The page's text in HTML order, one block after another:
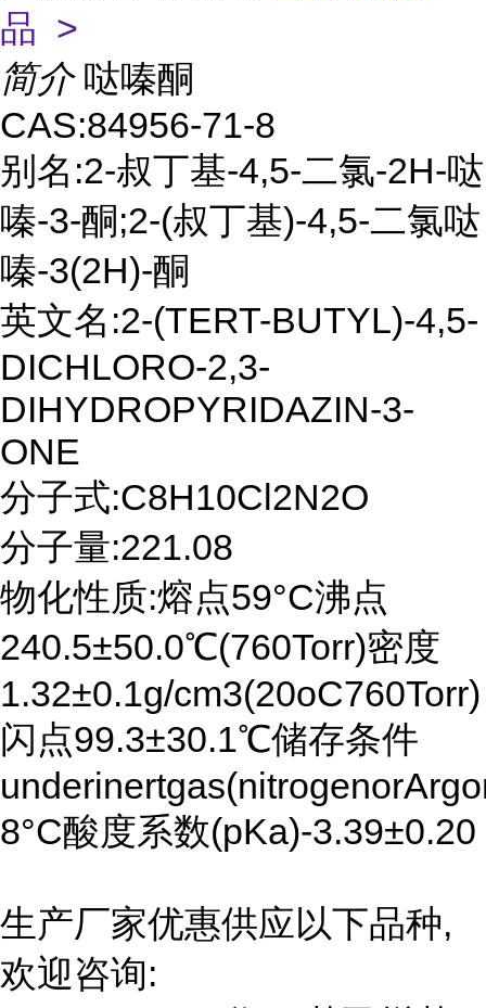
品 >
简介 哒嗪酮
CAS:84956-71-8
别名:2-叔丁基-4,5-二氯-2H-哒
嗪-3-酮;2-(叔丁基)-4,5-二氯哒
嗪-3(2H)-酮
英文名:2-(TERT-BUTYL)-4,5-
DICHLORO-2,3-
DIHYDROPYRIDAZIN-3-
ONE
分子式:C8H10Cl2N2O
分子量:221.08
物化性质:熔点59°C沸点
240.5±50.0℃(760Torr)密度
1.32±0.1g/cm3(20oC760Torr)
闪点99.3±30.1℃储存条件
8°C酸度系数(pKa)-3.39±0.20
生产厂家优惠供应以下品种,
欢迎咨询: